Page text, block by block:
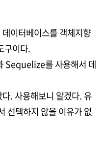
이터베이스를 객체지향
구이다.
Sequelize를 사용해서 데
. 사용해보니 알겠다. 유
선택하지 않을 이유가 없